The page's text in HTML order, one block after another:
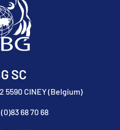
SC
5590 CINEY (Belgium)
68 70 68